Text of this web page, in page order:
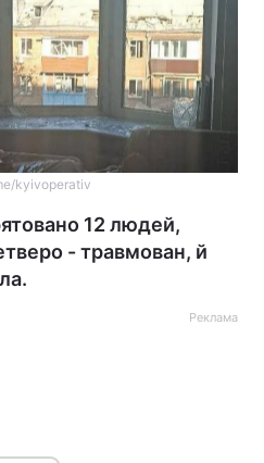
kyivoperativ
12 людей,
- травмован, й
Реклама